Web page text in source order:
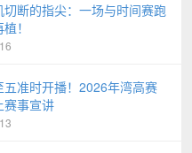
切断的指尖：一场与时间赛跑
！
五准时开播！2026年湾高赛
赛事宣讲